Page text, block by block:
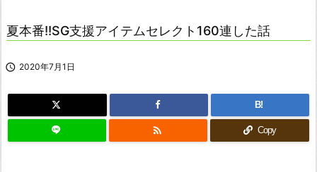
夏本番!!SG支援アイテムセレクト160連した話
 2020年7月1日
B!
 Copy